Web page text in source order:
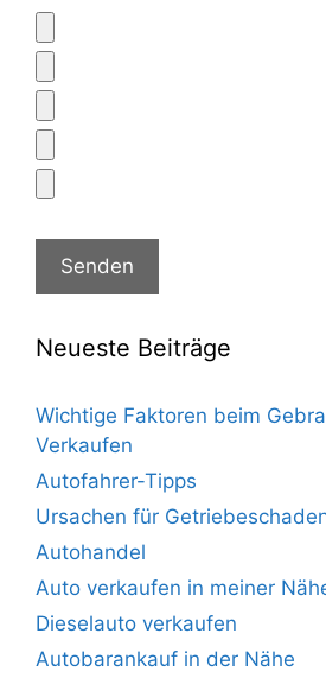
Neueste Beiträge
Wichtige Faktoren beim
Verkaufen
Autofahrer-Tipps
Ursachen für
Autohandel
Auto verkaufen in meiner
Dieselauto verkaufen
Autobarankauf in der Nähe